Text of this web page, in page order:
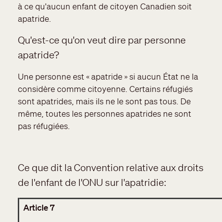
à ce qu'aucun enfant de citoyen Canadien soit
apatride.
Qu'est-ce qu'on veut dire par personne
apatride?
Une personne est « apatride » si aucun État ne la
considère comme citoyenne. Certains réfugiés
sont apatrides, mais ils ne le sont pas tous. De
même, toutes les personnes apatrides ne sont
pas réfugiées.
Ce que dit la Convention relative aux droits
de l'enfant de l'ONU sur l'apatridie:
Article 7